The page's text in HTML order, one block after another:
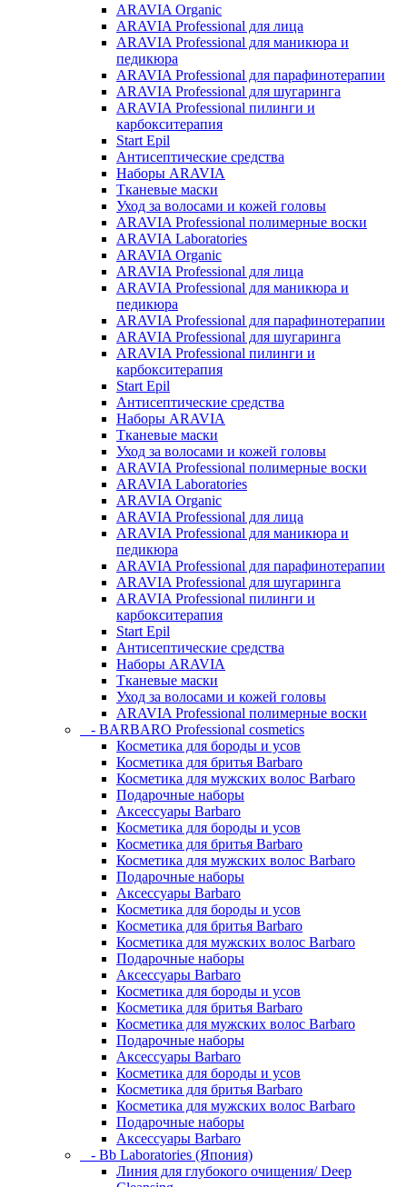
ARAVIA Organic
ARAVIA Professional для лица
ARAVIA Professional для маникюра и
педикюра
ARAVIA Professional для парафинотерапии
ARAVIA Professional для шугаринга
ARAVIA Professional пилинги и
карбокситерапия
Start Epil
Антисептические средства
Наборы ARAVIA
Тканевые маски
Уход за волосами и кожей головы
ARAVIA Professional полимерные воски
ARAVIA Laboratories
ARAVIA Organic
ARAVIA Professional для лица
ARAVIA Professional для маникюра и
педикюра
ARAVIA Professional для парафинотерапии
ARAVIA Professional для шугаринга
ARAVIA Professional пилинги и
карбокситерапия
Start Epil
Антисептические средства
Наборы ARAVIA
Тканевые маски
Уход за волосами и кожей головы
ARAVIA Professional полимерные воски
ARAVIA Laboratories
ARAVIA Organic
ARAVIA Professional для лица
ARAVIA Professional для маникюра и
педикюра
ARAVIA Professional для парафинотерапии
ARAVIA Professional для шугаринга
ARAVIA Professional пилинги и
карбокситерапия
Start Epil
Антисептические средства
Наборы ARAVIA
Тканевые маски
Уход за волосами и кожей головы
ARAVIA Professional полимерные воски
- BARBARO Professional cosmetics
Косметика для бороды и усов
Косметика для бритья Barbaro
Косметика для мужских волос Barbaro
Подарочные наборы
Аксессуары Barbaro
Косметика для бороды и усов
Косметика для бритья Barbaro
Косметика для мужских волос Barbaro
Подарочные наборы
Аксессуары Barbaro
Косметика для бороды и усов
Косметика для бритья Barbaro
Косметика для мужских волос Barbaro
Подарочные наборы
Аксессуары Barbaro
Косметика для бороды и усов
Косметика для бритья Barbaro
Косметика для мужских волос Barbaro
Подарочные наборы
Аксессуары Barbaro
Косметика для бороды и усов
Косметика для бритья Barbaro
Косметика для мужских волос Barbaro
Подарочные наборы
Аксессуары Barbaro
- Bb Laboratories (Япония)
Линия для глубокого очищения/ Deep